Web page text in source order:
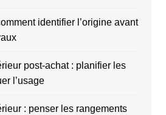
identifier l’origine avant
post-achat : planifier les
l’usage
: penser les rangements